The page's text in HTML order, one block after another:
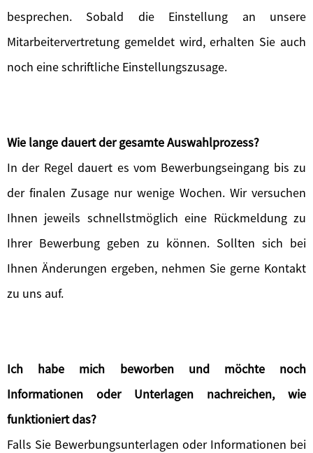
besprechen. Sobald die Einstellung an unsere
Mitarbeitervertretung gemeldet wird, erhalten Sie auch
noch eine schriftliche Einstellungszusage.
Wie lange dauert der gesamte Auswahlprozess?
In der Regel dauert es vom Bewerbungseingang bis zu
der finalen Zusage nur wenige Wochen. Wir versuchen
Ihnen jeweils schnellstmöglich eine Rückmeldung zu
Ihrer Bewerbung geben zu können. Sollten sich bei
Ihnen Änderungen ergeben, nehmen Sie gerne Kontakt
zu uns auf.
Ich habe mich beworben und möchte noch
Informationen oder Unterlagen nachreichen, wie
funktioniert das?
Falls Sie Bewerbungsunterlagen oder Informationen bei